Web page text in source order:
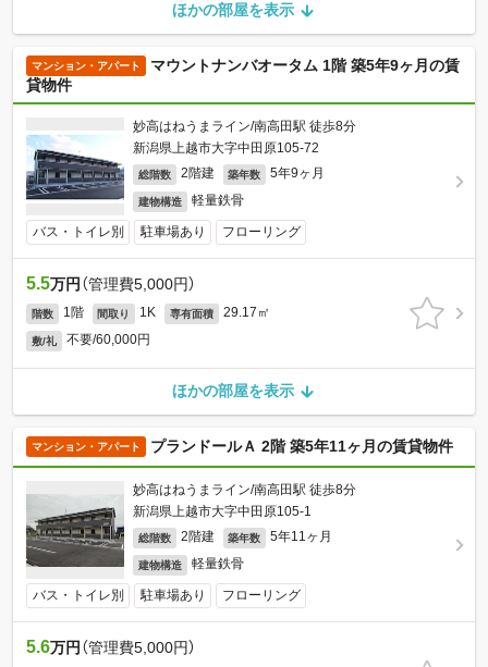
ほかの部屋を表示
マンション・アパート
マウントナンバオータム 1階 築5年9ヶ月の賃
貸物件
妙高はねうまライン/南高田駅 徒歩8分
新潟県上越市大字中田原105-72
総階数 2階建 築年数 5年9ヶ月
建物構造 軽量鉄骨
バス・トイレ別 駐車場あり フローリング
5.5万円 （管理費5,000円）
階数 1階 間取り 1K 専有面積 29.17㎡
敷/礼 不要/60,000円
ほかの部屋を表示
マンション・アパート プランドールＡ 2階 築5年11ヶ月の賃貸物件
妙高はねうまライン/南高田駅 徒歩8分
新潟県上越市大字中田原105-1
総階数 2階建 築年数 5年11ヶ月
建物構造 軽量鉄骨
バス・トイレ別 駐車場あり フローリング
5.6万円 （管理費5,000円）